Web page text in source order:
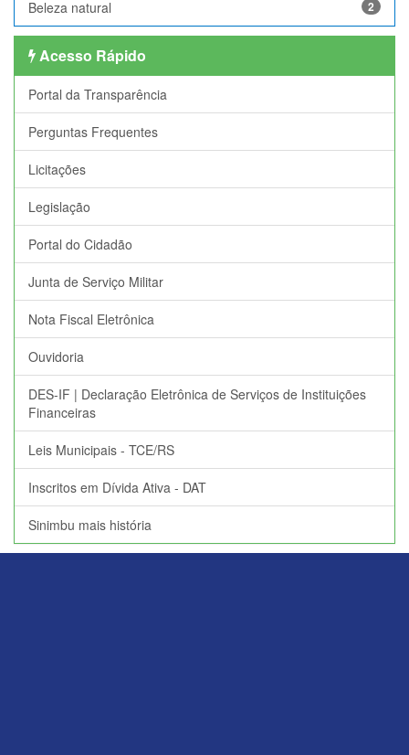
2
Beleza natural
Acesso Rápido
Portal da Transparência
Perguntas Frequentes
Licitações
Legislação
Portal do Cidadão
Junta de Serviço Militar
Nota Fiscal Eletrônica
Ouvidoria
DES-IF | Declaração Eletrônica de Serviços de Instituições
Financeiras
Leis Municipais - TCE/RS
Inscritos em Dívida Ativa - DAT
Sinimbu mais história